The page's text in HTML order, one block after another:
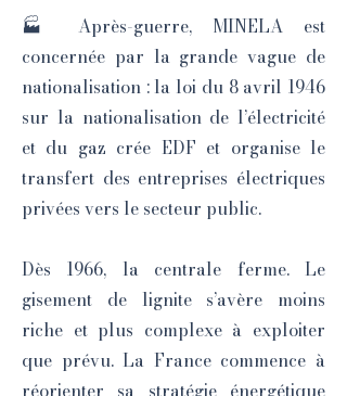
🏭 Après-guerre, MINELA est
concernée par la grande vague de
nationalisation : la loi du 8 avril 1946
sur la nationalisation de l’électricité
et du gaz crée EDF et organise le
transfert des entreprises électriques
privées vers le secteur public.
Dès 1966, la centrale ferme. Le
gisement de lignite s’avère moins
riche et plus complexe à exploiter
que prévu. La France commence à
réorienter sa stratégie énergétique